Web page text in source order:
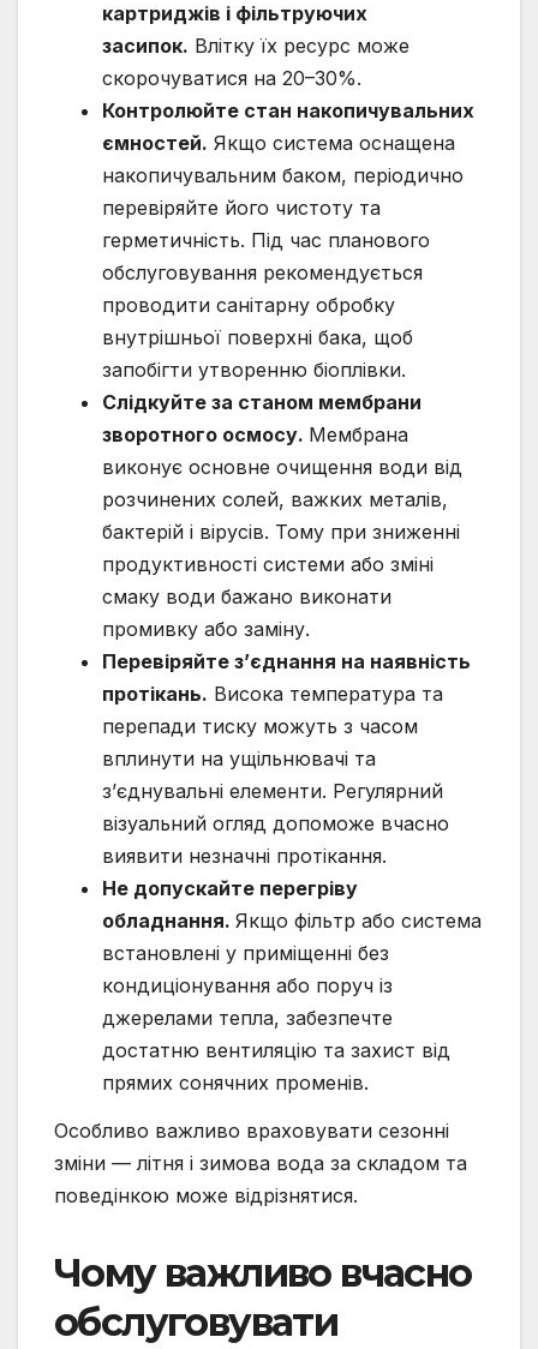
картриджів і фільтруючих
засипок. Влітку їх ресурс може
скорочуватися на 20–30%.
Контролюйте стан накопичувальних
ємностей. Якщо система оснащена
накопичувальним баком, періодично
перевіряйте його чистоту та
герметичність. Під час планового
обслуговування рекомендується
проводити санітарну обробку
внутрішньої поверхні бака, щоб
запобігти утворенню біоплівки.
Слідкуйте за станом мембрани
зворотного осмосу. Мембрана
виконує основне очищення води від
розчинених солей, важких металів,
бактерій і вірусів. Тому при зниженні
продуктивності системи або зміні
смаку води бажано виконати
промивку або заміну.
Перевіряйте з’єднання на наявність
протікань. Висока температура та
перепади тиску можуть з часом
вплинути на ущільнювачі та
з’єднувальні елементи. Регулярний
візуальний огляд допоможе вчасно
виявити незначні протікання.
Не допускайте перегріву
обладнання. Якщо фільтр або система
встановлені у приміщенні без
кондиціонування або поруч із
джерелами тепла, забезпечте
достатню вентиляцію та захист від
прямих сонячних променів.
Особливо важливо враховувати сезонні
зміни — літня і зимова вода за складом та
поведінкою може відрізнятися.
Чому важливо вчасно
обслуговувати